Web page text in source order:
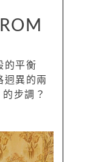
的平衡
迥異的兩
步調？